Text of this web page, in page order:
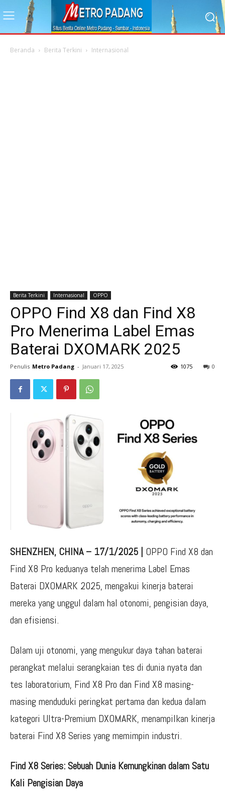
Beranda Berita Terkini Internasional
Berita Terkini Internasional OPPO
OPPO Find X8 dan Find X8
Pro Menerima Label Emas
Baterai DXOMARK 2025
Penulis Metro Padang - Januari 17, 2025 0
1075
SHENZHEN, CHINA – 17/1/2025 |
OPPO Find X8 dan
Find X8 Pro keduanya telah menerima Label Emas
Baterai DXOMARK 2025, mengakui kinerja baterai
mereka yang unggul dalam hal otonomi, pengisian daya,
dan efisiensi.
Dalam uji otonomi, yang mengukur daya tahan baterai
perangkat melalui serangkaian tes di dunia nyata dan
tes laboratorium, Find X8 Pro dan Find X8 masing-
masing menduduki peringkat pertama dan kedua dalam
kategori Ultra-Premium DXOMARK, menampilkan kinerja
baterai Find X8 Series yang memimpin industri.
Find X8 Series: Sebuah Dunia Kemungkinan dalam Satu
Kali Pengisian Daya